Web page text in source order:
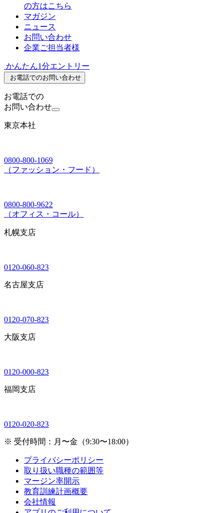
の方はこちら
マガジン
ニュース
お問い合わせ
企業ご担当者様
かんたん1分エントリー
お電話でのお問い合わせ
お電話での
お問い合わせ
東京本社
0800-800-1069
（ファッション・フード）
0800-800-9622
（オフィス・コール）
札幌支店
0120-060-823
名古屋支店
0120-070-823
大阪支店
0120-000-823
福岡支店
0120-020-823
※ 受付時間：月〜金（9:30〜18:00）
プライバシーポリシー
取り扱い職種の範囲等
マージン率開示
教育訓練計画概要
会社情報